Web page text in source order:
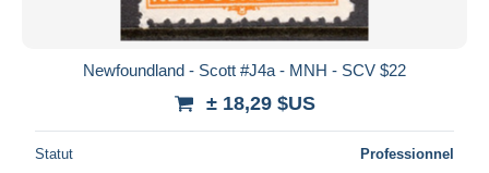
Newfoundland - Scott #J4a - MNH - SCV $22
± 18,29 $US
Statut Professionnel